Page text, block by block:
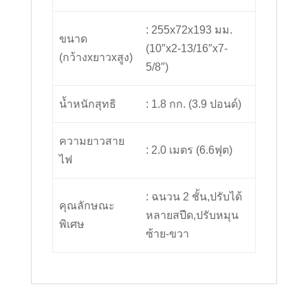
ขนาด
(กว้างxยาวxสูง)
: 255x72x193 มม.
(10″x2-13/16″x7-
5/8″)
น้ำหนักสุทธิ : 1.8 กก. (3.9 ปอนด์)
ความยาวสาย
ไฟ
: 2.0 เมตร (6.6ฟุต)
คุณลักษณะ
พิเศษ
: ฉนวน 2 ชั้น,ปรับได้
หลายสปีด,ปรับหมุน
ซ้าย-ขวา